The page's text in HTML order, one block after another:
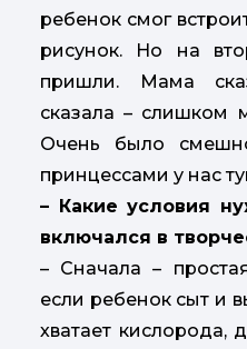
ребенок смог
рисунок. Но на
пришли. Мама
сказала – слишком
Очень было
принцессами у нас
– Какие условия
включался в
– Сначала –
если ребенок сыт и
хватает кислорода,